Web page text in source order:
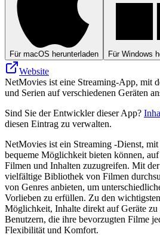
Für macOS herunterladen Für Windows
Website
NetMovies ist eine Streaming-App, mit
und Serien auf verschiedenen Geräten
Sind Sie der Entwickler dieser App?
diesen Eintrag zu verwalten.
NetMovies ist ein Streaming -Dienst,
bequeme Möglichkeit bieten können,
Filmen und Inhalten zuzugreifen. Mit
vielfältige Bibliothek von Filmen
von Genres anbieten, um
Vorlieben zu erfüllen. Zu den
Möglichkeit, Inhalte direkt auf Geräte zu
Benutzern, die ihre bevorzugten Filme
Flexibilität und Komfort.